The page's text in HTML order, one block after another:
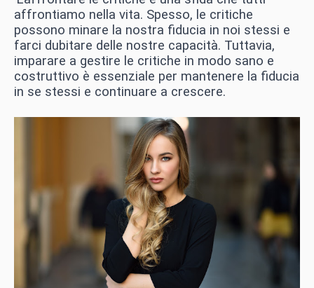
affrontiamo nella vita. Spesso, le critiche
possono minare la nostra fiducia in noi stessi e
farci dubitare delle nostre capacità. Tuttavia,
imparare a gestire le critiche in modo sano e
costruttivo è essenziale per mantenere la fiducia
in se stessi e continuare a crescere.